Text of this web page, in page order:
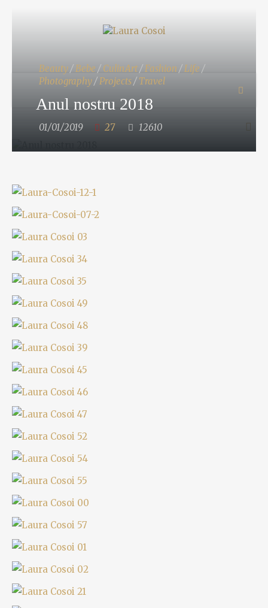
Beauty / Bebe / CulinArt / Fashion / Life /
Photography /Projects /Travel
Anul nostru 2018
01/01/2019 27 12610